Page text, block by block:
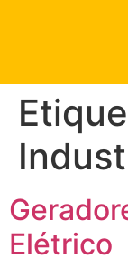
Elétrico